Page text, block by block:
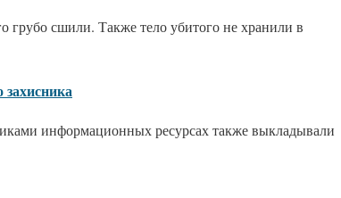
грубо сшили. Также тело убитого не хранили в
захисника
информационных ресурсах также выкладывали